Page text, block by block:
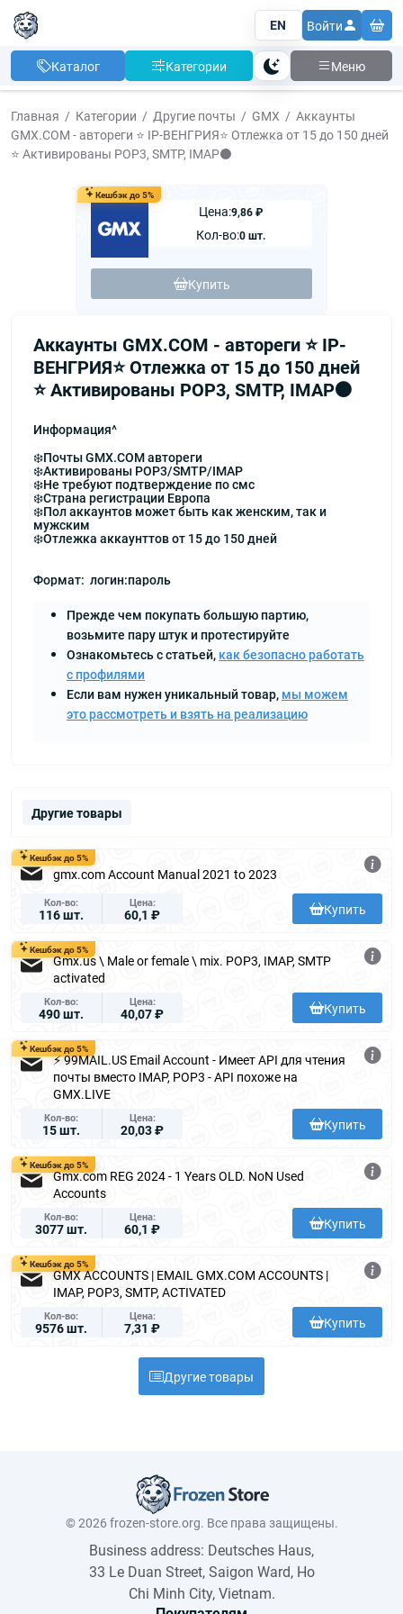
EN Войти
Каталог Категории Тема Меню
Главная Категории Другие почты GMX
Аккаунты
GMX.COM - автореги ⭐️ IP-ВЕНГРИЯ⭐️ Отлежка от 15 до 150 дней
⭐️ Активированы POP3, SMTP, IMAP⚫️
Кешбэк до 5%
Цена:9,86 ₽
Кол-во:0 шт.
Купить
Аккаунты GMX.COM - автореги ⭐️ IP-
ВЕНГРИЯ⭐️ Отлежка от 15 до 150 дней
⭐️ Активированы POP3, SMTP, IMAP⚫️
Информация^
❄️Почты GMX.COM автореги
❄️Активированы POP3/SMTP/IMAP
❄️Не требуют подтверждение по смс
❄️Страна регистрации Европа
❄️Пол аккаунтов может быть как женским, так и
мужским
❄️Отлежка аккаунттов от 15 до 150 дней
Формат: логин:пароль
Прежде чем покупать большую партию,
возьмите пару штук и протестируйте
Ознакомьтесь с статьей, как безопасно работать
с профилями
Если вам нужен уникальный товар, мы можем
это рассмотреть и взять на реализацию
Другие товары
Кешбэк до 5%
gmx.com Account Manual 2021 to 2023
Кол-во
116 шт.
Цена
60,1 ₽ Купить
Кешбэк до 5%
Gmx.us \ Male or female \ mix. POP3, IMAP, SMTP
activated
Кол-во
490 шт.
Цена
40,07 ₽ Купить
Кешбэк до 5%
⚡ 99MAIL.US Email Account - Имеет API для чтения
почты вместо IMAP, POP3 - API похоже на
GMX.LIVE
Кол-во
15 шт.
Цена
20,03 ₽ Купить
Кешбэк до 5%
Gmx.com REG 2024 - 1 Years OLD. NoN Used
Accounts
Кол-во
3077 шт.
Цена
60,1 ₽ Купить
Кешбэк до 5%
GMX ACCOUNTS | EMAIL GMX.COM ACCOUNTS |
IMAP, POP3, SMTP, ACTIVATED
Кол-во
9576 шт.
Цена
7,31 ₽ Купить
Другие товары
© 2026 frozen-store.org. Все права защищены.
Business address: Deutsches Haus,
33 Le Duan Street, Saigon Ward, Ho
Chi Minh City, Vietnam.